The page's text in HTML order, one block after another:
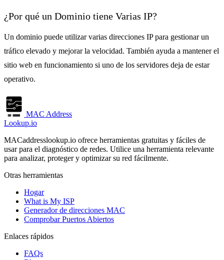
¿Por qué un Dominio tiene Varias IP?
Un dominio puede utilizar varias direcciones IP para gestionar un
tráfico elevado y mejorar la velocidad. También ayuda a mantener el
sitio web en funcionamiento si uno de los servidores deja de estar
operativo.
MAC Address
Lookup.io
MACaddresslookup.io ofrece herramientas gratuitas y fáciles de
usar para el diagnóstico de redes. Utilice una herramienta relevante
para analizar, proteger y optimizar su red fácilmente.
Otras herramientas
Hogar
What is My ISP
Generador de direcciones MAC
Comprobar Puertos Abiertos
Enlaces rápidos
FAQs